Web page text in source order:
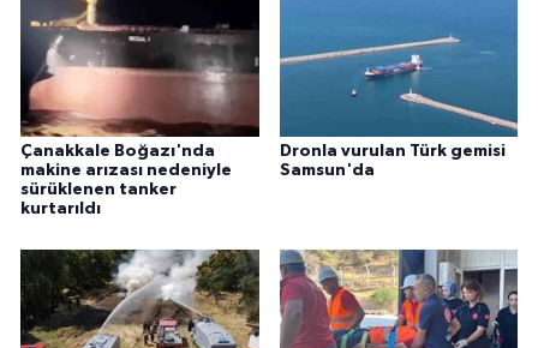
Çanakkale Boğazı'nda
makine arızası nedeniyle
sürüklenen tanker
kurtarıldı
Dronla vurulan Türk gemisi
Samsun'da